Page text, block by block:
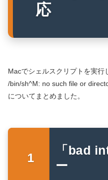
応
Macでシェルスクリプトを実
/bin/sh^M: no such file or
についてまとめました。
「bad
ー